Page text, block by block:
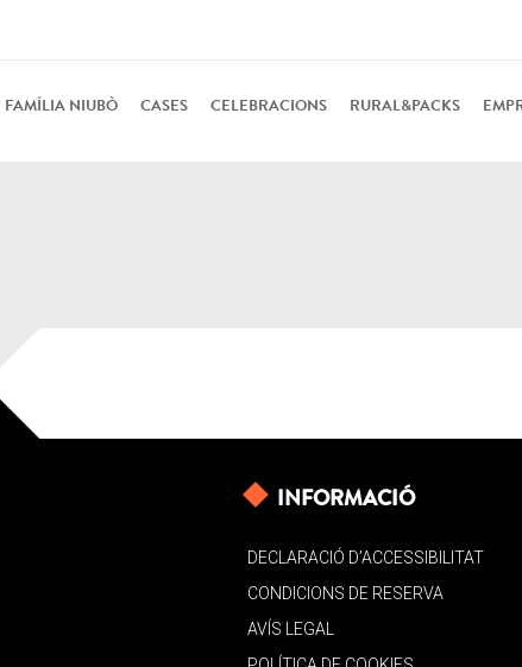
FAMÍLIA NIUBÒ CASES CELEBRACIONS RURAL&PACKS
INFORMACIÓ
DECLARACIÓ D’ACCESSIBILITAT
CONDICIONS DE RESERVA
AVÍS LEGAL